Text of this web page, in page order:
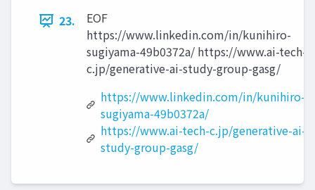
23.
EOF
https://www.linkedin.com/in/kunihiro-
sugiyama-49b0372a/ https://www.ai-tech-
c.jp/generative-ai-study-group-gasg/
https://www.linkedin.com/in/kunihiro-
sugiyama-49b0372a/
https://www.ai-tech-c.jp/generative-ai-
study-group-gasg/